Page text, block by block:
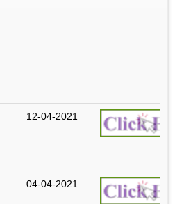
12-04-2021
04-04-2021